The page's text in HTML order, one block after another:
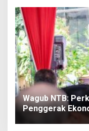
Wagub NTB:
Penggerak